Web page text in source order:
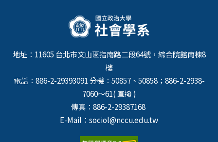
地址：11605 台北市文山區指南路二段64號，綜合院館南棟8
樓
電話：886-2-29393091 分機：50857、50858；886-2-2938-
7060～61( 直撥 )
傳真：886-2-29387168
E-Mail：sociol@nccu.edu.tw